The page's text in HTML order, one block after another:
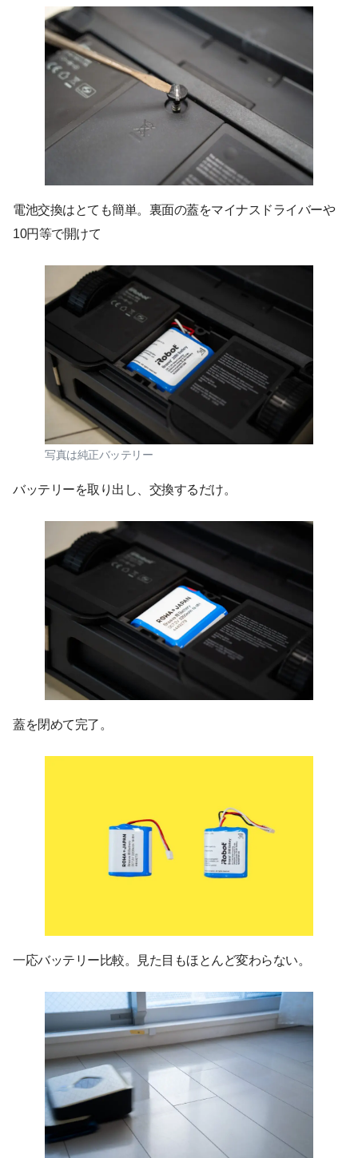
電池交換はとても簡単。裏面の蓋をマイナスドライバーや
10円等で開けて
写真は純正バッテリー
バッテリーを取り出し、交換するだけ。
蓋を閉めて完了。
一応バッテリー比較。見た目もほとんど変わらない。